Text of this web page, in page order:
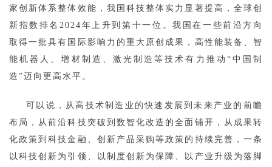
家创新体系整体效能，我国科技整体实力显著提高，全球创
新指数排名2024年上升到第十一位。我国在一些前沿方向
取得一批具有国际影响力的重大原创成果，高性能装备、智
能机器人、增材制造、激光制造等技术有力推动“中国制
造”迈向更高水平。
可以说，从高技术制造业的快速发展到未来产业的前瞻
布局，从前沿科技突破到数智化改造的全面铺开，从成果转
化政策到科技金融、创新产品采购等政策的持续完善，一条
以科技创新为引领、以制度创新为保障、以产业升级为落脚